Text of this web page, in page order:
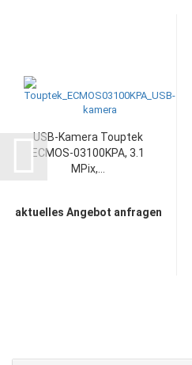
USB-Kamera Touptek
ECMOS-03100KPA, 3.1
MPix,...
aktuelles Angebot anfragen